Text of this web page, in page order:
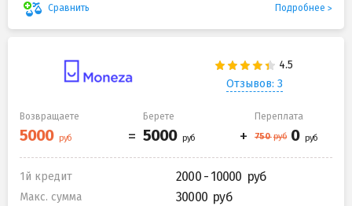
Сравнить Подробнее
Отзывов: 3
Возвращаете Берете Переплата
1й кредит 2000 - 10000
Макс. сумма 30000